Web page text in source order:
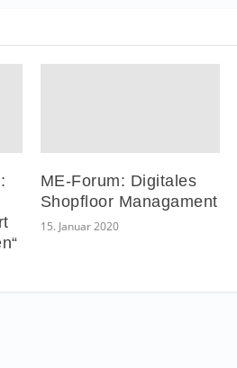
ME-Forum: Digitales
Shopfloor Managament
15. Januar 2020